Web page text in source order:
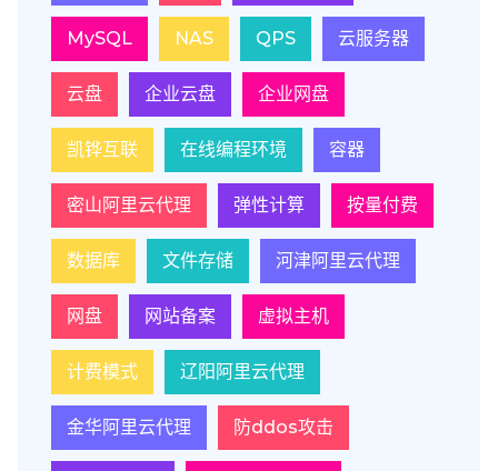
MySQL NAS QPS 云服务器
云盘 企业云盘 企业网盘
凯铧互联 在线编程环境 容器
密山阿里云代理 弹性计算 按量付费
数据库 文件存储 河津阿里云代理
网盘 网站备案 虚拟主机
计费模式 辽阳阿里云代理
金华阿里云代理 防ddos攻击